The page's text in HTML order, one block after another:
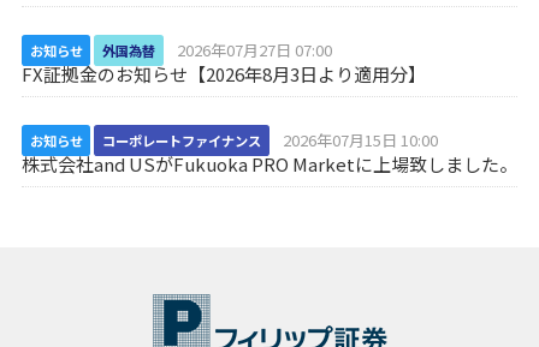
お知らせ 外国為替 2026年07月27日 07:00
FX証拠金のお知らせ【2026年8月3日より適用分】
お知らせ コーポレートファイナンス 2026年07月15日 10:00
株式会社and USがFukuoka PRO Marketに上場致しました。